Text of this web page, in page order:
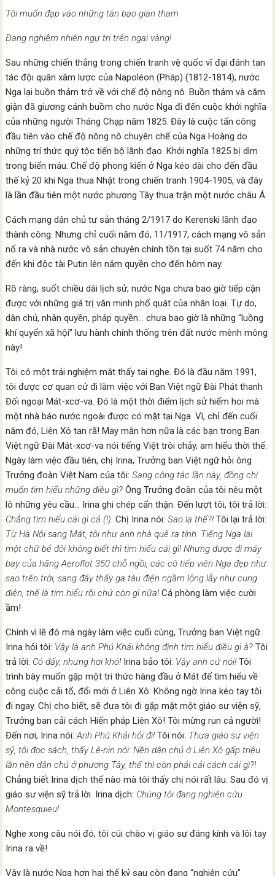
Tôi muốn đạp vào những tàn bạo gian tham
Đang nghiễm nhiên ngự trị trên ngai vàng!
Sau những chiến thắng trong chiến tranh vệ quốc vĩ đại đánh tan
tác đội quân xâm lược của Napoléon (Pháp) (1812-1814), nước
Nga lại buồn thảm trở về với chế độ nông nô. Buồn thảm và căm
giận đã giương cánh buồm cho nước Nga đi đến cuộc khởi nghĩa
của những người Tháng Chạp năm 1825. Đây là cuộc tấn công
đầu tiên vào chế độ nông nô chuyên chế của Nga Hoàng do
những trí thức quý tộc tiến bộ lãnh đạo. Khởi nghĩa 1825 bị dìm
trong biển máu. Chế độ phong kiến ở Nga kéo dài cho đến đầu
thế kỷ 20 khi Nga thua Nhật trong chiến tranh 1904-1905, và đây
là lần đầu tiên một nước phương Tây thua trận một nước châu Á.
Cách mạng dân chủ tư sản tháng 2/1917 do Kerenski lãnh đạo
thành công. Nhưng chỉ cuối năm đó, 11/1917, cách mạng vô sản
nổ ra và nhà nước vô sản chuyên chính tồn tại suốt 74 năm cho
đến khi độc tài Putin lên nắm quyền cho đến hôm nay.
Rõ ràng, suốt chiều dài lịch sử, nước Nga chưa bao giờ tiếp cận
được với những giá trị văn minh phổ quát của nhân loại. Tự do,
dân chủ, nhân quyền, pháp quyền… chưa bao giờ là những “luồng
khí quyển xã hội” lưu hành chính thống trên đất nước mênh mông
này!
Tôi có một trải nghiệm mắt thấy tai nghe. Đó là đầu năm 1991,
tôi được cơ quan cử đi làm việc với Ban Việt ngữ Đài Phát thanh
Đối ngoại Mát-xcơ-va. Đó là một thời điểm lịch sử hiếm hoi mà
một nhà báo nước ngoài được có mặt tại Nga. Vì, chỉ đến cuối
năm đó, Liên Xô tan rã! May mắn hơn nữa là các bạn trong Ban
Việt ngữ Đài Mát-xcơ-va nói tiếng Việt trôi chảy, am hiểu thời thế.
Ngày làm việc đầu tiên, chị Irina, Trưởng ban Việt ngữ hỏi ông
Trưởng đoàn Việt Nam của tôi:Sang công tác lần này, đồng chí
muốn tìm hiểu những điều gì?Ông Trưởng đoàn của tôi nêu một
lô những yêu cầu… Irina ghi chép cẩn thận. Đến lượt tôi, tôi trả lời:
Chẳng tìm hiểu cái gì cả (!).Chị Irina nói:Sao lạ thế?!Tôi lại trả lời:
Từ Hà Nội sang Mát, tôi như anh nhà quê ra tỉnh. Tiếng Nga lại
một chữ bẻ đôi không biết thì tìm hiểu cái gì! Nhưng được đi máy
bay của hãng Aeroflot 350 chỗ ngồi, các cô tiếp viên Nga đẹp như
sao trên trời, sang đây thấy ga tàu điện ngầm lộng lẫy như cung
điện, thế là tìm hiểu rồi chứ còn gì nữa!Cả phòng làm việc cười
ầm!
Chính vì lẽ đó mà ngày làm việc cuối cùng, Trưởng ban Việt ngữ
Irina hỏi tôi: Vậy là anh Phú Khải không định tìm hiểu điều gì à?Tôi
trả lời: Có đấy, nhưng hơi khó! Irina bảo tôi: Vậy anh cứ nói! Tôi
trình bày muốn gặp một trí thức hàng đầu ở Mát để tìm hiểu về
công cuộc cải tổ, đổi mới ở Liên Xô. Không ngờ Irina kéo tay tôi
đi ngay. Chị cho biết, sẽ đưa tôi đi gặp mặt một giáo sư viện sỹ,
Trưởng ban cải cách Hiến pháp Liên Xô! Tôi mừng run cả người!
Đến nơi, Irina nói:Anh Phú Khải hỏi đi!Tôi nói: Thưa giáo sư viện
sỹ, tôi đọc sách, thấy Lê-nin nói: Nền dân chủ ở Liên Xô gấp triệu
lần nền dân chủ ở phương Tây, thế thì còn phải cải cách cái gì?!
Chẳng biết Irina dịch thế nào mà tôi thấy chị nói rất lâu. Sau đó vị
giáo sư viện sỹ trả lời. Irina dịch: Chúng tôi đang nghiên cứu
Montesquieu!
Nghe xong câu nói đó, tôi cúi chào vị giáo sư đáng kính và lôi tay
Irina ra về!
Vậy là nước Nga hơn hai thế kỷ sau còn đang “nghiên cứu”